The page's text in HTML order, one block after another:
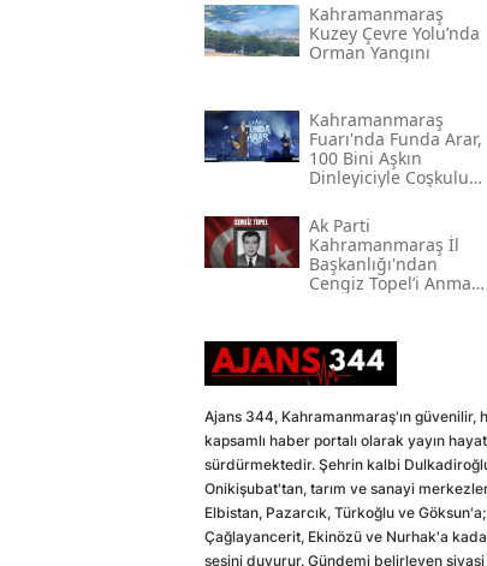
Kahramanmaraş
Kuzey Çevre Yolu’nda
Orman Yangını
Kahramanmaraş
Fuarı'nda Funda Arar,
100 Bini Aşkın
Dinleyiciyle Coşkulu
Ak Parti
Kahramanmaraş İl
Başkanlığı'ndan
Cengiz Topel’i Anma
Ajans 344, Kahramanmaraş'ın güvenilir,
kapsamlı haber portalı olarak yayın
sürdürmektedir. Şehrin kalbi
Onikişubat'tan, tarım ve sanayi
Elbistan, Pazarcık, Türkoğlu ve Göksun'a;
Çağlayancerit, Ekinözü ve Nurhak'a
sesini duyurur. Gündemi belirleyen siyasi